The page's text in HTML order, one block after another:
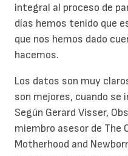
integral al proceso de
días hemos tenido que
que nos hemos dado
hacemos.
Los datos son muy
son mejores, cuando se
Según Gerard Visser,
miembro asesor de
Motherhood and